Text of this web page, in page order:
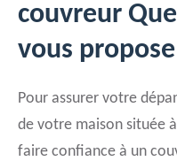
couvreur
vous
Pour assurer votre
de votre maison située
faire confiance à un